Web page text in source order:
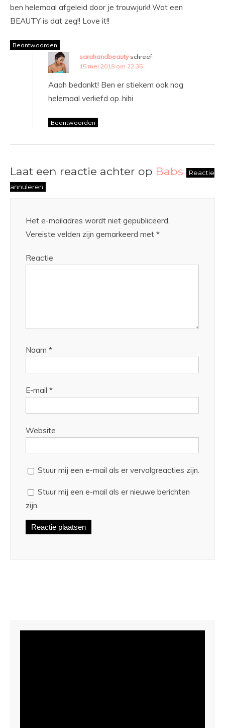
ben helemaal afgeleid door je trouwjurk! Wat een
BEAUTY is dat zeg!! Love it!!
Beantwoorden
sarahandbeauty schreef:
15 mei 2018 om 22:35
Aaah bedankt! Ben er stiekem ook nog
helemaal verliefd op..hihi
Beantwoorden
Laat een reactie achter op Babs
Reactie
annuleren
Het e-mailadres wordt niet gepubliceerd.
Vereiste velden zijn gemarkeerd met *
Reactie
Naam *
E-mail *
Website
Stuur mij een e-mail als er vervolgreacties zijn.
Stuur mij een e-mail als er nieuwe berichten
zijn.